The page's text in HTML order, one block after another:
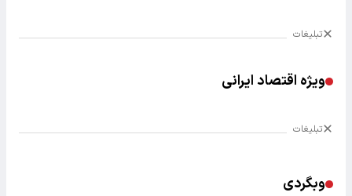
تبلیغات
ویژه اقتصاد ایرانی
تبلیغات
وبگردی